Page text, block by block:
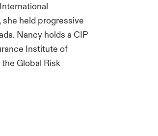
she held progressive
Nancy holds a CIP
Institute of
Global Risk